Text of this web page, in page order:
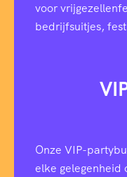
voor
bedrijfsuitjes,
Onze VIP-
elke gelegenheid